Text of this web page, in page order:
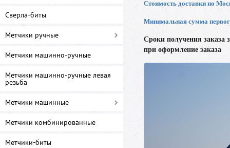
Сверла-биты
Метчики ручные
Метчики машинно-ручные
Метчики машинно-ручные левая
резьба
Метчики машинные
Метчики комбинированные
Метчики-биты